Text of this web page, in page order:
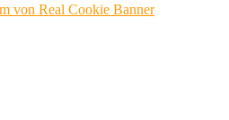
von Real Cookie Banner